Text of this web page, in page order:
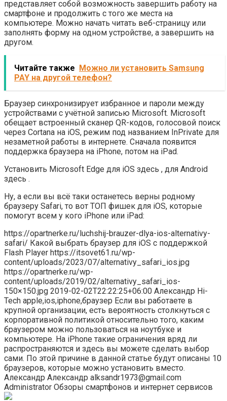
представляет собой возможность завершить работу на
смартфоне и продолжить с того же места на
компьютере. Можно начать читать веб-страницу или
заполнять форму на одном устройстве, а завершить на
другом.
Читайте также Можно ли установить Samsung
PAY на другой телефон?
Браузер синхронизирует избранное и пароли между
устройствами с учётной записью Microsoft. Microsoft
обещает встроенный сканер QR-кодов, голосовой поиск
через Cortana на iOS, режим под названием InPrivate для
незаметной работы в интернете. Сначала появится
поддержка браузера на iPhone, потом на iPad.
Установить Microsoft Edge для iOS здесь , для Android
здесь .
Ну, а если вы всё таки останетесь верны родному
браузеру Safari, то вот ТОП фишек для iOS, которые
помогут всем у кого iPhone или iPad:
https://opartnerke.ru/luchshij-brauzer-dlya-ios-alternativy-
safari/ Какой выбрать браузер для iOS с поддержкой
Flash Player https://itsovet61.ru/wp-
content/uploads/2023/07/alternativy_safari_ios.jpg
https://opartnerke.ru/wp-
content/uploads/2019/02/alternativy_safari_ios-
150×150.jpg 2019-02-02T22:22:25+06:00 Александр Hi-
Tech apple,ios,iphone,браузер Если вы работаете в
крупной организации, есть вероятность столкнуться с
корпоративной политикой относительно того, каким
браузером можно пользоваться на ноутбуке и
компьютере. На iPhone такие ограничения вряд ли
распространяются и здесь вы можете сделать выбор
сами. По этой причине в данной статье будут описаны 10
браузеров, которые можно установить вместо.
Александр Александр alksandr1973@gmail.com
Administrator Обзоры смартфонов и интернет сервисов